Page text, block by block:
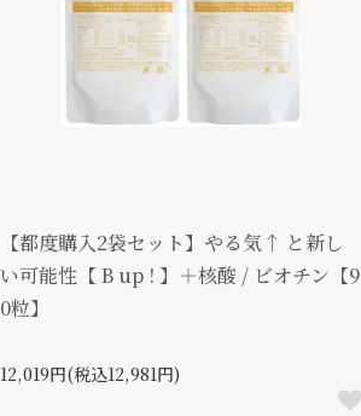
【都度購入2袋セット】やる気↑ と新し
い可能性【 B up ! 】＋核酸 / ビオチン【9
0粒】
12,019円(税込12,981円)